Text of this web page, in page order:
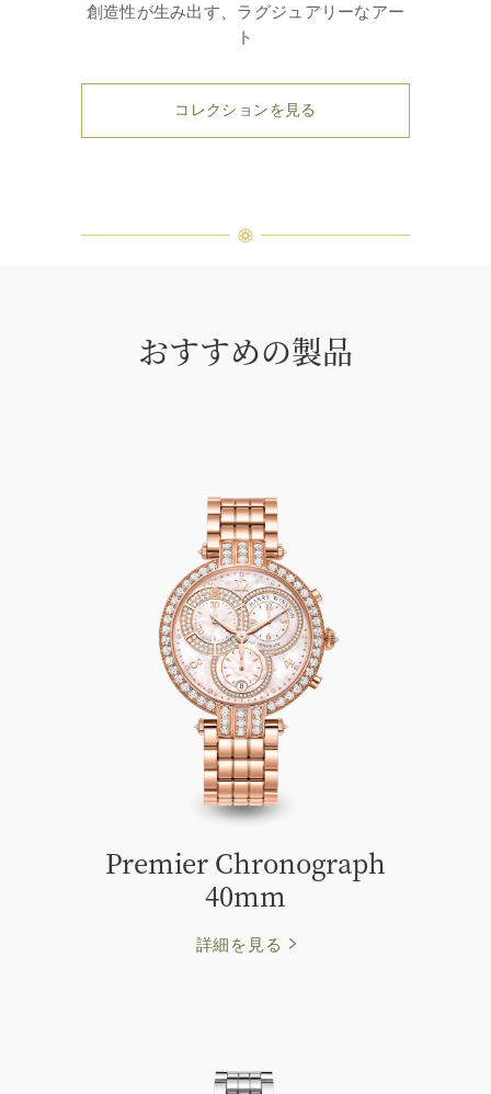
創造性が生み出す、ラグジュアリーなアー
ト
コレクションを見る
おすすめの製品
Premier Chronograph
40mm
詳細を見る